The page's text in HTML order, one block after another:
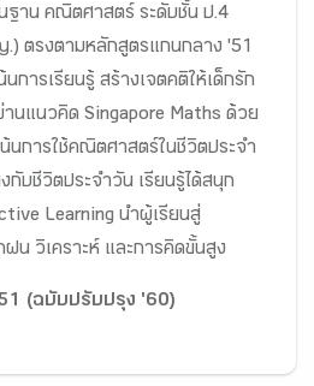
ฐาน คณิตศาสตร์ ระดับชั้น ป.4
ตรงตามหลักสูตรแกนกลาง '51
การเรียนรู้ สร้างเจตคติให้เด็กรัก
นแนวคิด Singapore Maths ด้วย
นการใช้คณิตศาสตร์ในชีวิตประจำ
กับชีวิตประจำวัน เรียนรู้ได้สนุก
Learning นำผู้เรียนสู่
น วิเคราะห์ และการคิดขั้นสูง
(ฉบับปรับปรุง '60)